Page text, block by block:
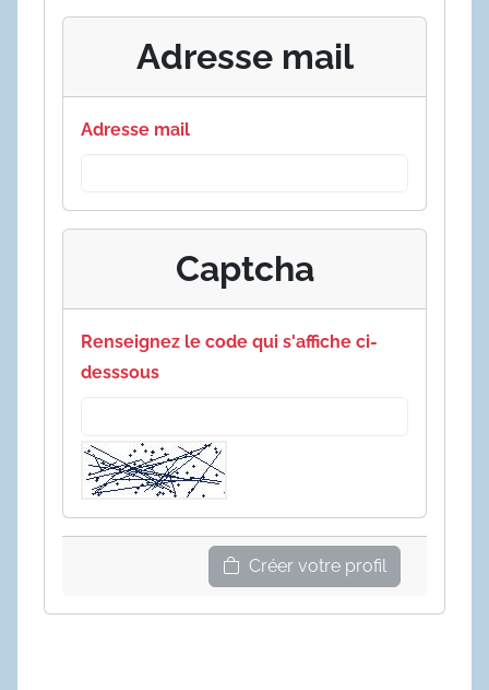
Adresse mail
Adresse mail
Captcha
Renseignez le code qui s'affiche ci-
desssous
Créer votre profil